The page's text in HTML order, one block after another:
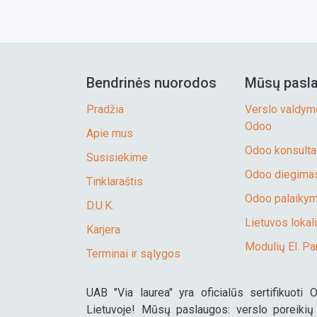
Bendrinės nuorodos
Pradžia
Apie mus
Susisiekime
Tinklaraštis
D.U.K.
Karjera
Terminai ir sąlygos
Mūsų
Verslo
Odoo
Odoo
Odoo
Odoo
Lietuvos
Modulių El.
UAB "Via laurea" yra oficialūs sertifikuoti
Lietuvoje! Mūsų paslaugos: verslo poreikių